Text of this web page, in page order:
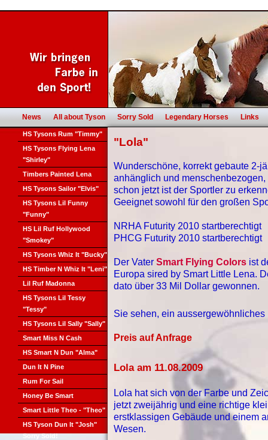
News All about Tyson Sorry Sold Legendary Horses Links
HS Tysons Rum "Timmy"
HS Tysons Flying Lena
"Shirley"
Timbers Painted Lena
HS Tysons Sailor "Elvis"
HS Tysons Lil Funny
"Funny"
HS Lil Ruf Hollywood
"Smokey"
HS Tysons Whiz It "Bucky"
HS Timber N Whiz It "Leni"
Lil Ruf Madonna
HS Tysons Lil Tessy
"Tessy"
HS Tysons Lil Sally "Sally"
Smart Miss N Cash
HS Smart N Dun "Alma"
Dun It N Pine
Rum For Sail
Honey Be Smart
Smart Little Theo - "Theo"
HS Tyson Dun It "Josh"
Sorry Sold!
"Lola"
Wunderschöne, korrekt gebaute 2-
anhänglich und
schon jetzt ist der Sportler zu
Geeignet sowohl für den großen
NRHA Futurity 2010 startberechtigt
PHCG Futurity 2010 startberechtigt
Der Vater Smart Flying Colors ist
Europa sired by Smart Little Lena.
dato über 33 Mil Dollar gewonnen.
Sie sehen, ein aussergewöhnliches
Preis auf Anfrage
Lola am 11.08.2009
Lola hat sich von der Farbe und
jetzt zweijährig und eine richtige
erstklassigen Gebäude und einem
Wesen.